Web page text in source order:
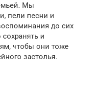
Мы
пели песни и
до сих
и
чтобы они тоже
застолья.